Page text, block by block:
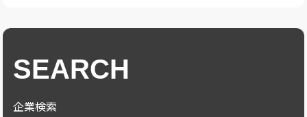
SEARCH
企業検索